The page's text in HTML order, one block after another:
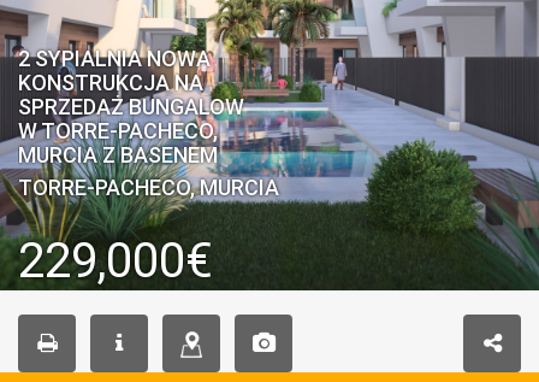
2 SYPIALNIA NOWA
KONSTRUKCJA NA
SPRZEDAŻ BUNGALOW
W TORRE-PACHECO,
MURCIA Z BASENEM
TORRE-PACHECO, MURCIA
229,000€